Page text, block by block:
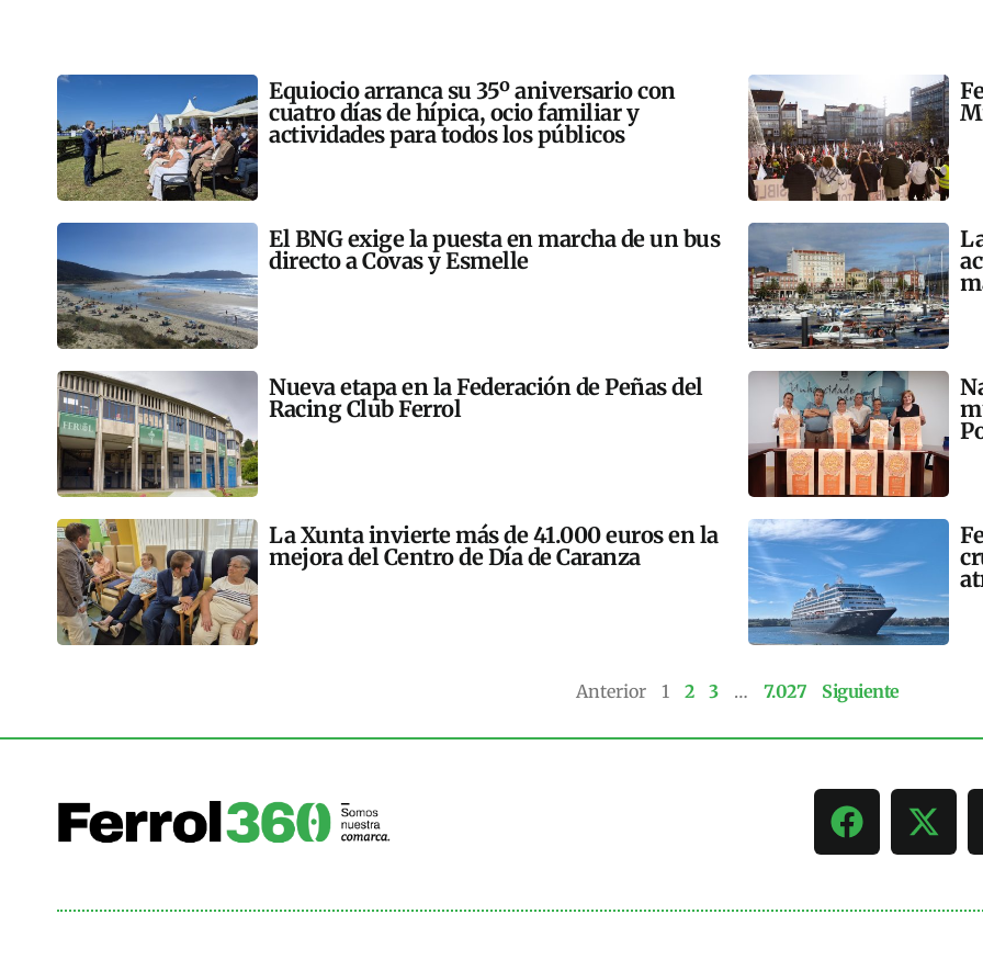
Equiocio arranca su 35º aniversario con
cuatro días de hípica, ocio familiar y
actividades para todos los públicos
El BNG exige la puesta en marcha de un bus
directo a Covas y Esmelle
Nueva etapa en la Federación de Peñas del
Racing Club Ferrol
La Xunta invierte más de 41.000 euros en la
mejora del Centro de Día de Caranza
Anterior 1 2 3 … 7.027 Siguiente